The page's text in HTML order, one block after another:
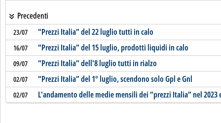
Precedenti
23/07 “Prezzi Italia” del 22 luglio tutti in calo
16/07 “Prezzi Italia” del 15 luglio, prodotti liquidi in calo
09/07 “Prezzi Italia” dell'8 luglio tutti in rialzo
02/07 “Prezzi Italia” del 1° luglio, scendono solo Gpl e Gnl
02/07 L'andamento delle medie mensili dei “prezzi Italia” nel 2023